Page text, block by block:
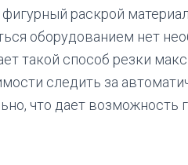
раскрой
оборудованием нет
такой способ резки
следить за
что дает возможность